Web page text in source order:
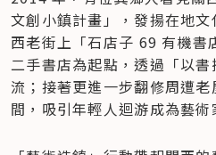
文創小鎮計畫」，發揚在地
西老街上「石店子 69 有機書
二手書店為起點，透過「以
流；接著更進一步翻修周遭
間，吸引年輕人迴游成為藝術